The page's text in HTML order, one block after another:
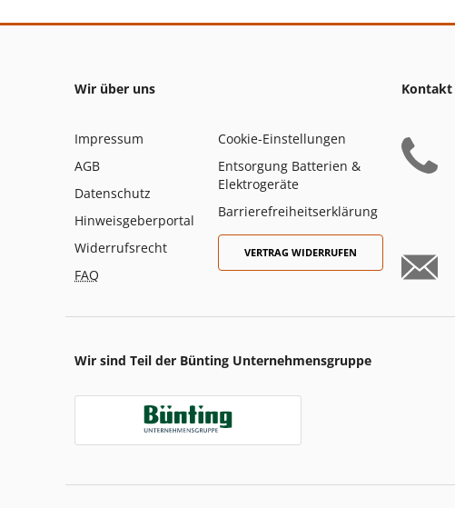
Wir über uns
Impressum
AGB
Datenschutz
Hinweisgeberportal
Widerrufsrecht
FAQ
Cookie-Einstellungen
Entsorgung Batterien &
Elektrogeräte
Barrierefreiheitserklärung
VERTRAG WIDERRUFEN
Kontakt
Wir sind Teil der Bünting Unternehmensgruppe